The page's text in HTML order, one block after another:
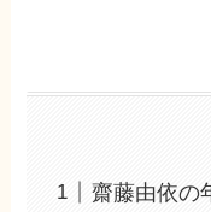
齋藤由依の